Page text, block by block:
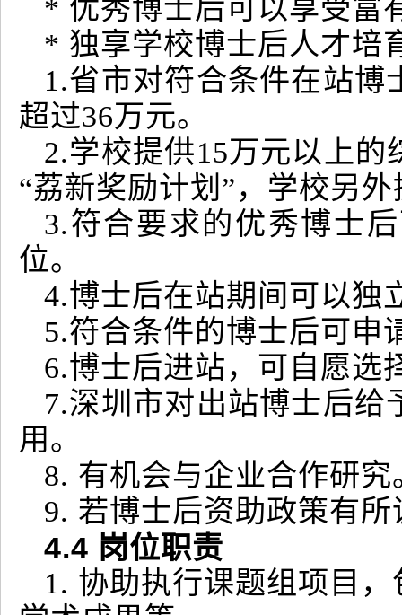
* 优秀博士后可以享受富
* 独享学校博士后人才培
1.省市对符合条件在站博
超过36万元。
2.学校提供15万元以上
“荔新奖励计划”，学校另
3.符合要求的优秀博士
位。
4.博士后在站期间可以独
5.符合条件的博士后可申
6.博士后进站，可自愿选
7.深圳市对出站博士后给
用。
8. 有机会与企业合作研究
9. 若博士后资助政策有
4.4 岗位职责
1. 协助执行课题组项目